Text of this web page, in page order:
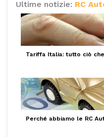
Ultime notizie: RC
Tariffa Italia: tutto ciò
Perché abbiamo le RC